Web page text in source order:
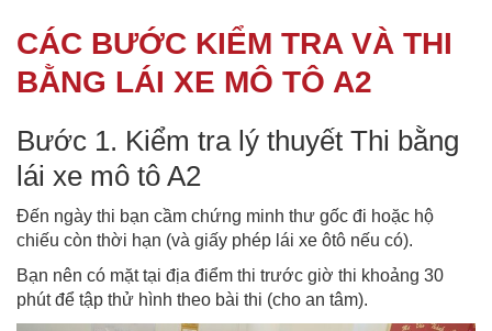
CÁC BƯỚC KIỂM TRA VÀ THI
BẰNG LÁI XE MÔ TÔ A2
Bước 1. Kiểm tra lý thuyết Thi bằng
lái xe mô tô A2
Đến ngày thi bạn cầm chứng minh thư gốc đi hoặc hộ
chiếu còn thời hạn (và giấy phép lái xe ôtô nếu có).
Bạn nên có mặt tại địa điểm thi trước giờ thi khoảng 30
phút để tập thử hình theo bài thi (cho an tâm).